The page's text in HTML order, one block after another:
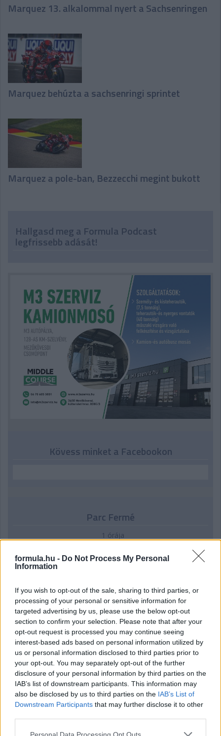
formula.hu - Do Not Process My Personal
Information
If you wish to opt-out of the sale, sharing to third parties, or
processing of your personal or sensitive information for
targeted advertising by us, please use the below opt-out
section to confirm your selection. Please note that after your
opt-out request is processed you may continue seeing
interest-based ads based on personal information utilized by
us or personal information disclosed to third parties prior to
your opt-out. You may separately opt-out of the further
disclosure of your personal information by third parties on the
IAB’s list of downstream participants. This information may
also be disclosed by us to third parties on the IAB’s List of
Downstream Participants that may further disclose it to other
Please note that this website/app uses one or more Google
Personal Data Processing Opt Outs
Marquez 13. alkalommal nyert a Sachsenringen
Marquez behúzta a sachsenringi sprintet
Marquez a pole-ban, Bezzecchi megint bukott
Hallgasd meg a Formula Podcast
legfrissebb adását!
Kövess minket a Facebookon
Parc Fermé
1 órája
Hamarosan leáll az idei F1-es fejlesztésekkel a Cadillac
1 napja